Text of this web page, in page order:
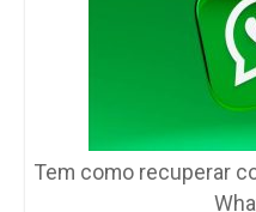
Tem como recuperar